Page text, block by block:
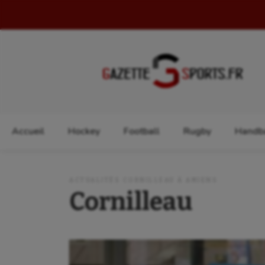
Accueil Hockey Football Rugby
Cornilleau